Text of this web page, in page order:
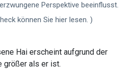
Perspektive beeinflusst.
können Sie hier lesen. )
Hai erscheint aufgrund der
größer als er ist.